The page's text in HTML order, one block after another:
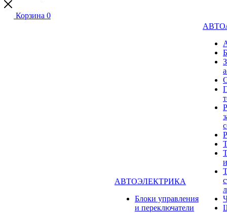
Корзина 0
АВТОЭЛЕКТРИКА
Блоки управления
и переключатели